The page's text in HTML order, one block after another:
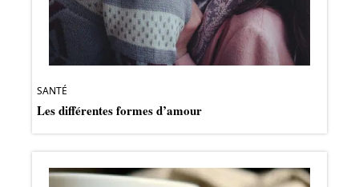
SANTÉ
Les différentes formes d’amour